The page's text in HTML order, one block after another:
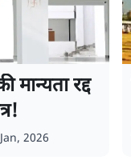
रद्द
2026